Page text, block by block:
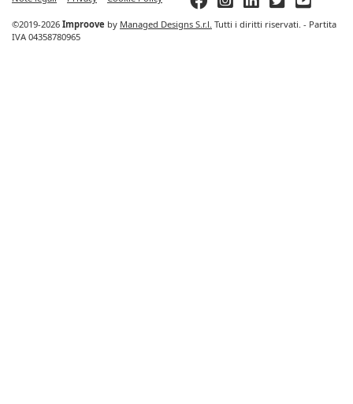
©2019-2026 Improove by Managed Designs S.r.l. Tutti i diritti riservati. - Partita
IVA 04358780965